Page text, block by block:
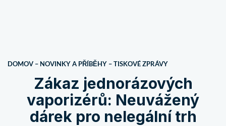
DOMOV – NOVINKY A PŘÍBĚHY –TISKOVÉ ZPRÁVY
Zákaz jednorázových
vaporizérů: Neuvážený
dárek pro nelegální trh